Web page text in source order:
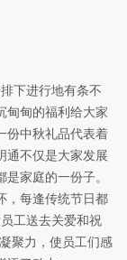
下进行地有条不
甸甸的福利给大家
份中秋礼品代表着
通不仅是大家发展
家庭的一份子。
，每逢传统节日都
工送去关爱和祝
聚力，使员工们感